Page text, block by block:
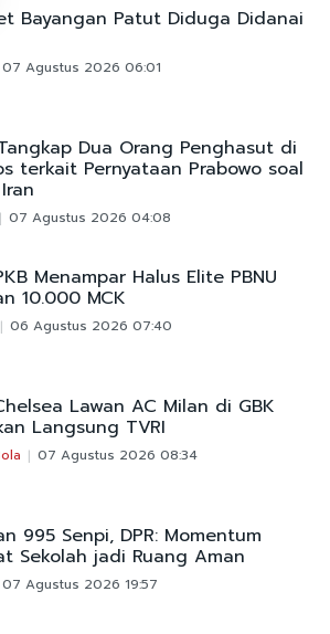
Bayangan Patut Diduga Didanai
07 Agustus 2026 06:01
Dua Orang Penghasut di
terkait Pernyataan Prabowo soal
07 Agustus 2026 04:08
Menampar Halus Elite PBNU
10.000 MCK
06 Agustus 2026 07:40
Lawan AC Milan di GBK
Langsung TVRI
07 Agustus 2026 08:34
995 Senpi, DPR: Momentum
Sekolah jadi Ruang Aman
07 Agustus 2026 19:57